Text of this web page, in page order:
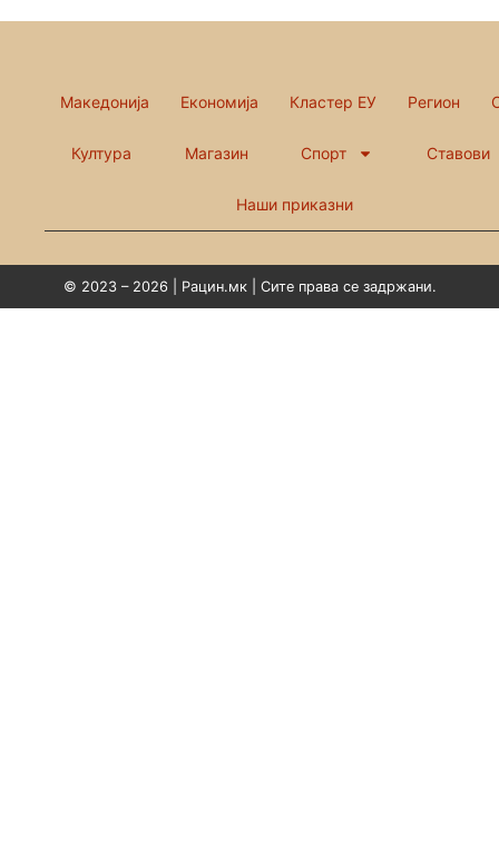
Македонија Економија Кластер ЕУ Регион
Култура Магазин Спорт Ставови
Наши приказни
© 2023 – 2026 | Рацин.мк | Сите права се задржани.